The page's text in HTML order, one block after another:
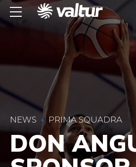
NEWS PRIMA SQUADRA
DON